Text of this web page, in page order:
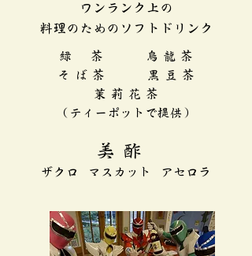
ワンランク上の
​料理のためのソフトドリンク
緑 茶 烏 龍 茶
そ ば 茶 黒 豆 茶
茉 莉 花 茶
​（ティーポットで提供）
美 酢
ザクロ マスカット アセロラ